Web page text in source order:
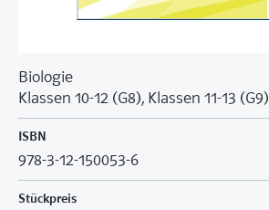
Biologie
Klassen 10-12 (G8), Klassen 11-13 (G9)
ISBN
978-3-12-150053-6
Stückpreis